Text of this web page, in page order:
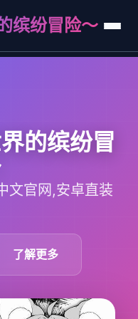
缤纷冒险～
的缤纷冒
文官网,安卓直装
了解更多